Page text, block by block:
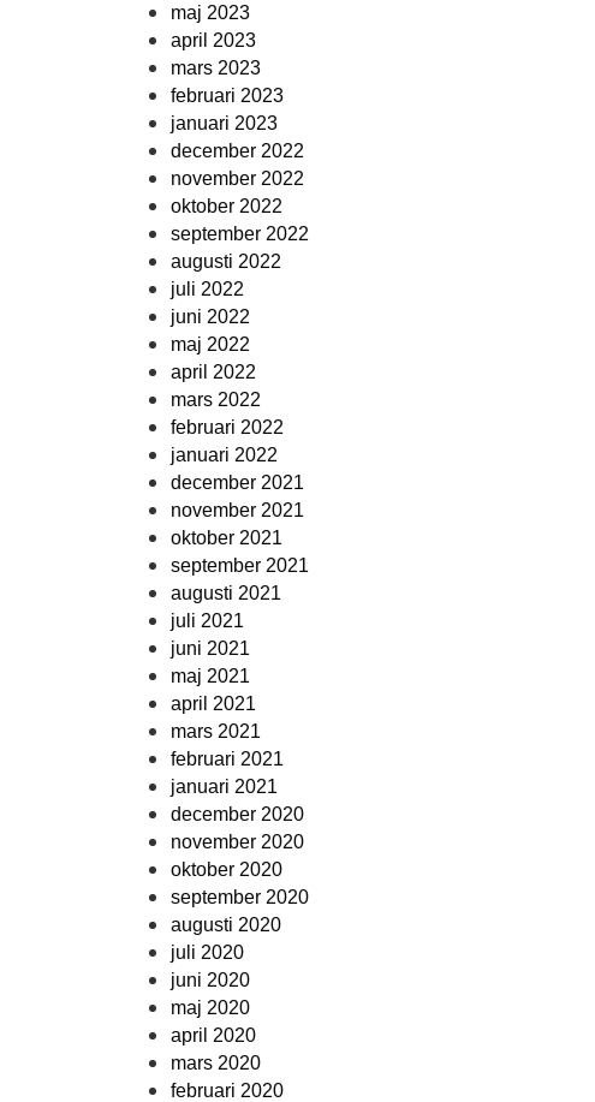
maj 2023
april 2023
mars 2023
februari 2023
januari 2023
december 2022
november 2022
oktober 2022
september 2022
augusti 2022
juli 2022
juni 2022
maj 2022
april 2022
mars 2022
februari 2022
januari 2022
december 2021
november 2021
oktober 2021
september 2021
augusti 2021
juli 2021
juni 2021
maj 2021
april 2021
mars 2021
februari 2021
januari 2021
december 2020
november 2020
oktober 2020
september 2020
augusti 2020
juli 2020
juni 2020
maj 2020
april 2020
mars 2020
februari 2020